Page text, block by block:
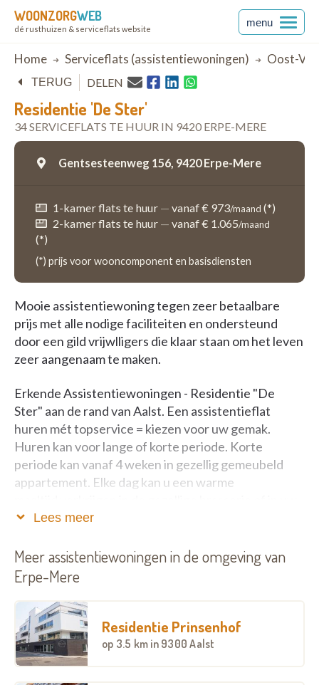
WOONZORGWEB
dé rusthuizen & serviceflats website
menu
Breadcrumb
Home Serviceflats (assistentiewoningen) Oost-
Residentie 'De Ster'
34 SERVICEFLATS TE HUUR IN 9420 ERPE-MERE
TERUG DELEN
Gentsesteenweg 156, 9420 Erpe-Mere
1-kamer flats te huur — vanaf € 973/maand (*)
2-kamer flats te huur — vanaf € 1.065/maand
(*)
(*) prijs voor wooncomponent en basisdiensten
Mooie assistentiewoning tegen zeer betaalbare
prijs met alle nodige faciliteiten en ondersteund
door een gild vrijwlligers die klaar staan om het leven
zeer aangenaam te maken.
Erkende Assistentiewoningen - Residentie "De
Ster" aan de rand van Aalst. Een assistentieflat
huren mét topservice = kiezen voor uw gemak.
Huren kan voor lange of korte periode. Korte
periode kan vanaf 4 weken in gezellig gemeubeld
appartement. Elke dag kan u een warme
appartement. 24h/24h - 7 dagen op 7 beveiliging en
woonassistent(e). Geschikt voor alleenstaanden en
koppels vanaf 65 jaar. Bent u jonger dan 65 jaar
en hulpbehoevend ? Dan kan u ook bij ons komen
wonen.
Erkende Assistentiewoningen - Residentie "De
Ster" aan de rand van Aalst. Een assistentieflat
Lees meer
Meer assistentiewoningen in de omgeving van
Erpe-Mere
Residentie Prinsenhof
op 3.5 km in 9300 Aalst